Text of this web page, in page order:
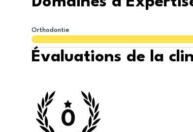
Orthodontie
Évaluations de la
0